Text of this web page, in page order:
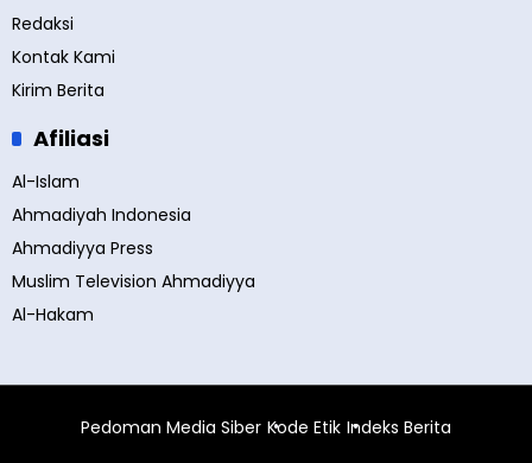
Redaksi
Kontak Kami
Kirim Berita
Afiliasi
Al-Islam
Ahmadiyah Indonesia
Ahmadiyya Press
Muslim Television Ahmadiyya
Al-Hakam
Pedoman Media Siber Kode Etik Indeks Berita